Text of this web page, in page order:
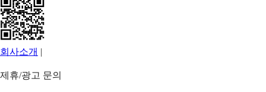
회사소개 |
제휴/광고 문의